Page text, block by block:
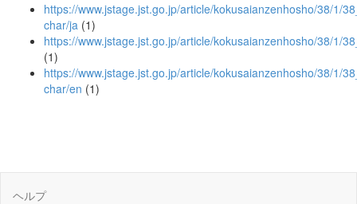
https://www.jstage.jst.go.jp/article/kokusaianzenhosho/38/1/
char/ja (1)
https://www.jstage.jst.go.jp/article/kokusaianzenhosho/38/1/
(1)
https://www.jstage.jst.go.jp/article/kokusaianzenhosho/38/1/
char/en (1)
ヘルプ